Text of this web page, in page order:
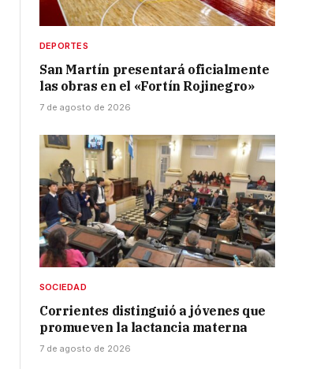
DEPORTES
San Martín presentará oficialmente
las obras en el «Fortín Rojinegro»
7 de agosto de 2026
SOCIEDAD
Corrientes distinguió a jóvenes que
promueven la lactancia materna
7 de agosto de 2026